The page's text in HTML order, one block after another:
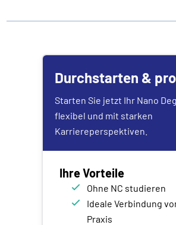
Durchstarten &
Starten Sie jetzt Ihr Nano
flexibel und mit starken
Karriereperspektiven.
Ihre Vorteile
Ohne NC studieren
Ideale Verbindung
Praxis